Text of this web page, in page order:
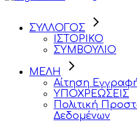
ΣΥΛΛΟΓΟΣ
ΙΣΤΟΡΙΚΟ
ΣΥΜΒΟΥΛΙΟ
ΜΕΛΗ
Αίτηση
ΥΠΟΧΡΕΩΣΕΙΣ
Πολιτική
Δεδομένων